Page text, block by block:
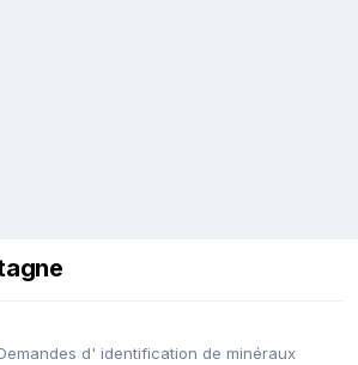
d' identification de minéraux